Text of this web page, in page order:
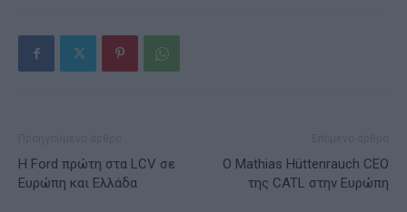
Η Ford πρώτη στα LCV σε
Ευρώπη και Ελλάδα
Ο Mathias Hüttenrauch CEO
της CATL στην Ευρώπη